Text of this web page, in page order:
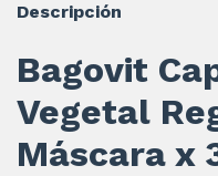
Descripción
Bagovit
Vegetal
Máscara x